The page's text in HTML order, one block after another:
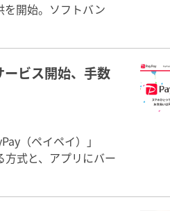
を開始。ソフトバン
ビス開始、手数
（ペイペイ）」
式と、アプリにバー